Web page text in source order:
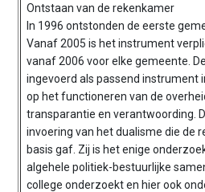
Ontstaan van de rekenkamer
In 1996 ontstonden de eerste
Vanaf 2005 is het instrument
vanaf 2006 voor elke gemeente.
ingevoerd als passend instrument
op het functioneren van de
transparantie en verantwoording.
invoering van het dualisme die de
basis gaf. Zij is het enige
algehele politiek-bestuurlijke
college onderzoekt en hier ook